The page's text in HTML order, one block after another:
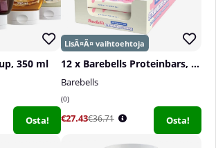
350 ml
Osta!
12 x Barebells Proteinbars, 55 g
Barebells
0
€27.43€36.71 Osta!